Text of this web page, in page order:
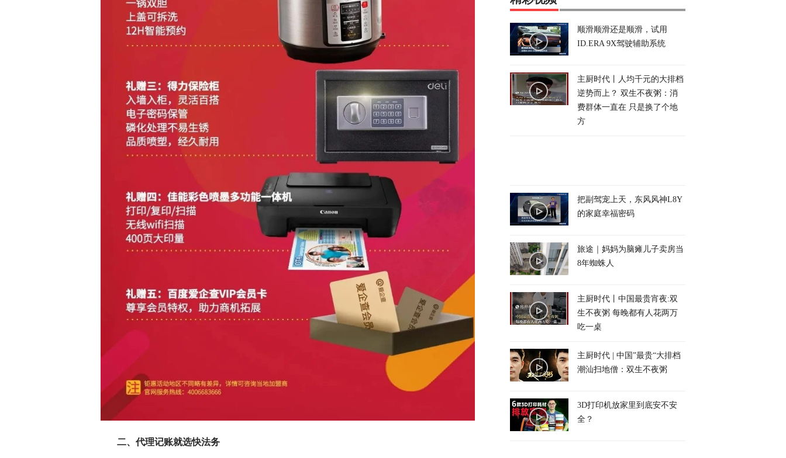
二、代理记账就选快法务
顺滑顺滑还是顺滑，试用
ID.ERA 9X驾驶辅助系统
主厨时代丨人均千元的大排档
逆势而上？ 双生不夜粥：消
费群体一直在 只是换了个地
方
把副驾宠上天，东风风神L8Y
的家庭幸福密码
旅途｜妈妈为脑瘫儿子卖房当
8年蜘蛛人
主厨时代丨中国最贵宵夜:双
生不夜粥 每晚都有人花两万
吃一桌
主厨时代 | 中国”最贵“大排档
潮汕扫地僧：双生不夜粥
3D打印机放家里到底安不安
全？